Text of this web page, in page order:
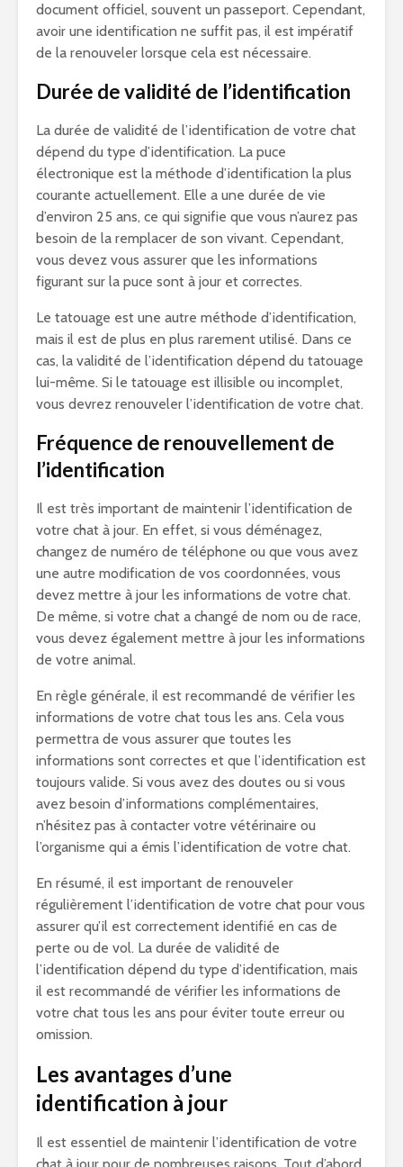
document officiel, souvent un passeport. Cependant,
avoir une identification ne suffit pas, il est impératif
de la renouveler lorsque cela est nécessaire.
Durée de validité de l’identification
La durée de validité de l’identification de votre chat
dépend du type d’identification. La puce
électronique est la méthode d’identification la plus
courante actuellement. Elle a une durée de vie
d’environ 25 ans, ce qui signifie que vous n’aurez pas
besoin de la remplacer de son vivant. Cependant,
vous devez vous assurer que les informations
figurant sur la puce sont à jour et correctes.
Le tatouage est une autre méthode d’identification,
mais il est de plus en plus rarement utilisé. Dans ce
cas, la validité de l’identification dépend du tatouage
lui-même. Si le tatouage est illisible ou incomplet,
vous devrez renouveler l’identification de votre chat.
Fréquence de renouvellement de
l’identification
Il est très important de maintenir l’identification de
votre chat à jour. En effet, si vous déménagez,
changez de numéro de téléphone ou que vous avez
une autre modification de vos coordonnées, vous
devez mettre à jour les informations de votre chat.
De même, si votre chat a changé de nom ou de race,
vous devez également mettre à jour les informations
de votre animal.
En règle générale, il est recommandé de vérifier les
informations de votre chat tous les ans. Cela vous
permettra de vous assurer que toutes les
informations sont correctes et que l’identification est
toujours valide. Si vous avez des doutes ou si vous
avez besoin d’informations complémentaires,
n’hésitez pas à contacter votre vétérinaire ou
l’organisme qui a émis l’identification de votre chat.
En résumé, il est important de renouveler
régulièrement l’identification de votre chat pour vous
assurer qu’il est correctement identifié en cas de
perte ou de vol. La durée de validité de
l’identification dépend du type d’identification, mais
il est recommandé de vérifier les informations de
votre chat tous les ans pour éviter toute erreur ou
omission.
Les avantages d’une
identification à jour
Il est essentiel de maintenir l’identification de votre